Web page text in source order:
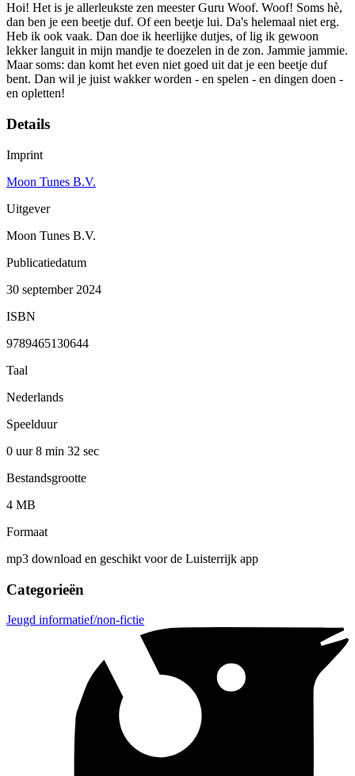
Hoi! Het is je allerleukste zen meester Guru Woof. Woof! Soms hè,
dan ben je een beetje duf. Of een beetje lui. Da's helemaal niet erg.
Heb ik ook vaak. Dan doe ik heerlijke dutjes, of lig ik gewoon
lekker languit in mijn mandje te doezelen in de zon. Jammie jammie.
Maar soms: dan komt het even niet goed uit dat je een beetje duf
bent. Dan wil je juist wakker worden - en spelen - en dingen doen -
en opletten!
Details
Imprint
Moon Tunes B.V.
Uitgever
Moon Tunes B.V.
Publicatiedatum
30 september 2024
ISBN
9789465130644
Taal
Nederlands
Speelduur
0 uur 8 min 32 sec
Bestandsgrootte
4 MB
Formaat
mp3 download en geschikt voor de Luisterrijk app
Categorieën
Jeugd informatief/non-fictie